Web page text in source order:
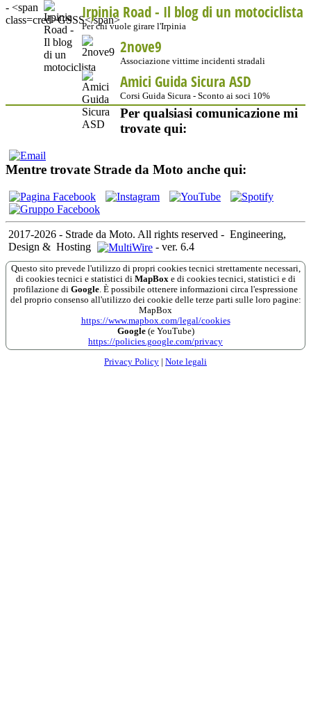
Irpinia Road - Il blog di un motociclista
Per chi vuole girare l'Irpinia
2nove9
Associazione vittime incidenti stradali
Amici Guida Sicura ASD
Corsi Guida Sicura - Sconto ai soci 10%
Per qualsiasi comunicazione mi
trovate qui:
Mentre trovate Strade da Moto anche qui:
2017-2026 - Strade da Moto. All rights reserved - Engineering,
Design & Hosting - ver. 6.4
Questo sito prevede l'utilizzo di propri cookies tecnici strettamente necessari,
di cookies tecnici e statistici di MapBoxe di cookies tecnici, statistici e di
profilazione di Google. È possibile ottenere informazioni circa l'espressione
del proprio consenso all'utilizzo dei cookie delle terze parti sulle loro pagine:
MapBox
https://www.mapbox.com/legal/cookies
Google(e YouTube)
https://policies.google.com/privacy
Privacy Policy Note legali